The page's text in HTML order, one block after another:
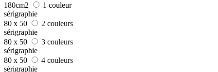
180cm2
1 couleur
sérigraphie
80 x 50
2 couleurs
sérigraphie
80 x 50
3 couleurs
sérigraphie
80 x 50
4 couleurs
sérigraphie